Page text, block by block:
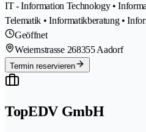
IT - Information Technology •
Telematik • Informatikberatung •
Geöffnet
Weiernstrasse 268355 Aadorf
Termin reservieren
TopEDV GmbH